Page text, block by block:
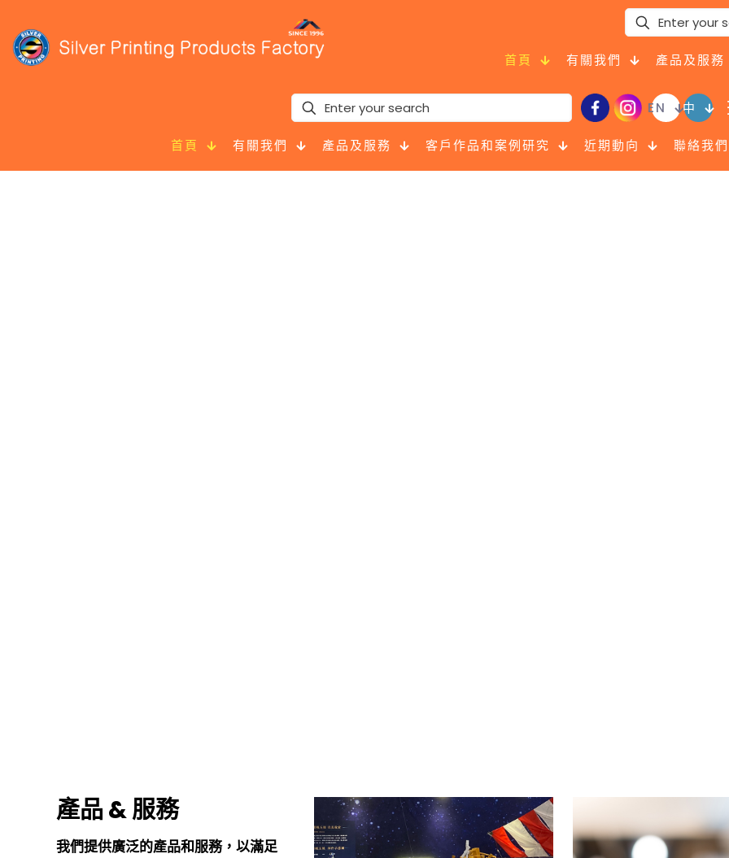
首頁 有關我們 產品及服務
EN 中
首頁 有關我們 產品及服務 客戶作品和案例研究 近期動向 聯絡我們
產品 & 服務
我們提供廣泛的產品和服務，以滿足